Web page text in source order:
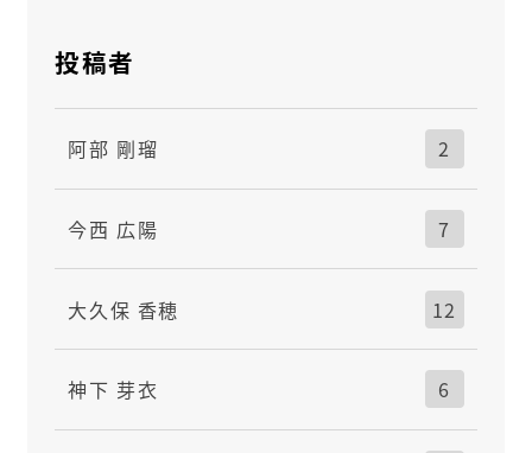
投稿者
阿部 剛瑠 2
今西 広陽 7
大久保 香穂 12
神下 芽衣 6